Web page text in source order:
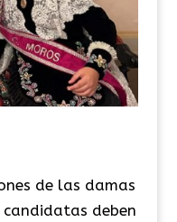
de las damas
deben